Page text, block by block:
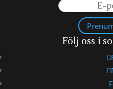
Följ oss i